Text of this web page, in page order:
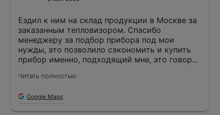
Ездил к ним на склад продукции в Москве за
заказанным тепловизором. Спасибо
менеджеру за подбор прибора под мои
нужды, это позволило сэкономить и купить
прибор именно, подходящий мне, это говорит
работать индивидуально. После проверки
имеется гарантия, все документы в порядке.
Читать полностью
Google Maps